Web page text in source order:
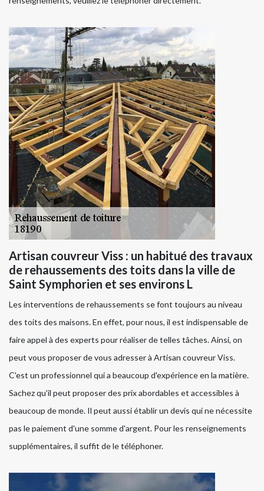
Artisan couvreur Viss : un habitué des travaux
de rehaussements des toits dans la ville de
Saint Symphorien et ses environs L
Les interventions de rehaussements se font toujours au niveau
des toits des maisons. En effet, pour nous, il est indispensable de
faire appel à des experts pour réaliser de telles tâches. Ainsi, on
peut vous proposer de vous adresser à Artisan couvreur Viss.
C'est un professionnel qui a beaucoup d'expérience en la matière.
Sachez qu'il peut proposer des prix abordables et accessibles à
beaucoup de monde. Il peut aussi établir un devis qui ne nécessite
pas le paiement d'une somme d'argent. Pour les renseignements
supplémentaires, il suffit de le téléphoner.